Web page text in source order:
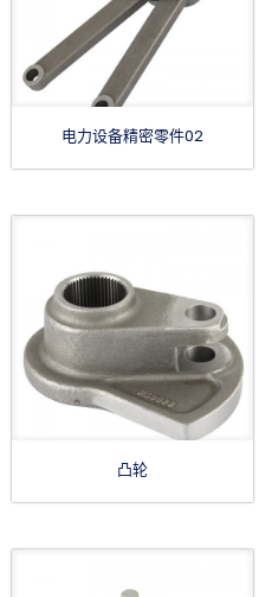
电力设备精密零件02
凸轮